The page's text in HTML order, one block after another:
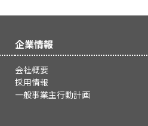
企業情報
会社概要
採用情報
一般事業主行動計画